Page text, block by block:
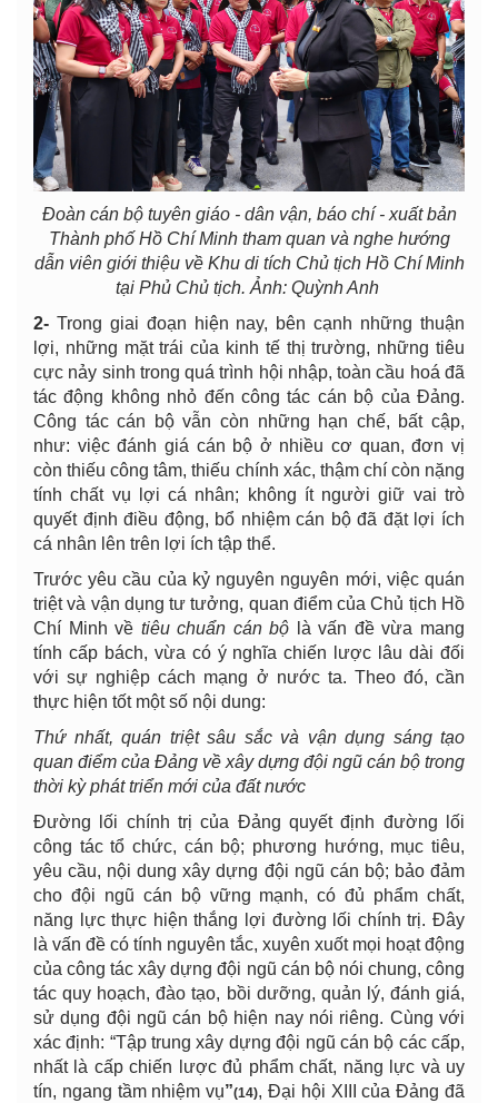
Đoàn cán bộ tuyên giáo - dân vận, báo chí - xuất bản
Thành phố Hồ Chí Minh tham quan và nghe hướng
dẫn viên giới thiệu về Khu di tích Chủ tịch Hồ Chí Minh
tại Phủ Chủ tịch. Ảnh: Quỳnh Anh
2- Trong giai đoạn hiện nay, bên cạnh những thuận
lợi, những mặt trái của kinh tế thị trường, những tiêu
cực nảy sinh trong quá trình hội nhập, toàn cầu hoá đã
tác động không nhỏ đến công tác cán bộ của Đảng.
Công tác cán bộ vẫn còn những hạn chế, bất cập,
như: việc đánh giá cán bộ ở nhiều cơ quan, đơn vị
còn thiếu công tâm, thiếu chính xác, thậm chí còn nặng
tính chất vụ lợi cá nhân; không ít người giữ vai trò
quyết định điều động, bổ nhiệm cán bộ đã đặt lợi ích
cá nhân lên trên lợi ích tập thể.
Trước yêu cầu của kỷ nguyên nguyên mới, việc quán
triệt và vận dụng tư tưởng, quan điểm của Chủ tịch Hồ
Chí Minh về tiêu chuẩn cán bộ là vấn đề vừa mang
tính cấp bách, vừa có ý nghĩa chiến lược lâu dài đối
với sự nghiệp cách mạng ở nước ta. Theo đó, cần
thực hiện tốt một số nội dung:
Thứ nhất, quán triệt sâu sắc và vận dụng sáng tạo
quan điểm của Đảng về xây dựng đội ngũ cán bộ trong
thời kỳ phát triển mới của đất nước
Đường lối chính trị của Đảng quyết định đường lối
công tác tổ chức, cán bộ; phương hướng, mục tiêu,
yêu cầu, nội dung xây dựng đội ngũ cán bộ; bảo đảm
cho đội ngũ cán bộ vững mạnh, có đủ phẩm chất,
năng lực thực hiện thắng lợi đường lối chính trị. Đây
là vấn đề có tính nguyên tắc, xuyên xuốt mọi hoạt động
của công tác xây dựng đội ngũ cán bộ nói chung, công
tác quy hoạch, đào tạo, bồi dưỡng, quản lý, đánh giá,
sử dụng đội ngũ cán bộ hiện nay nói riêng. Cùng với
xác định: “Tập trung xây dựng đội ngũ cán bộ các cấp,
nhất là cấp chiến lược đủ phẩm chất, năng lực và uy
tín, ngang tầm nhiệm vụ”(14), Đại hội XIII của Đảng đã